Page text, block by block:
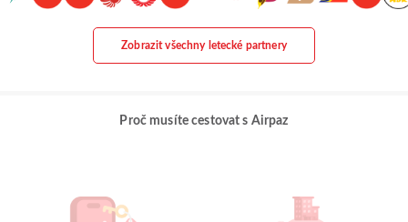
Zobrazit všechny letecké partnery
Proč musíte cestovat s Airpaz